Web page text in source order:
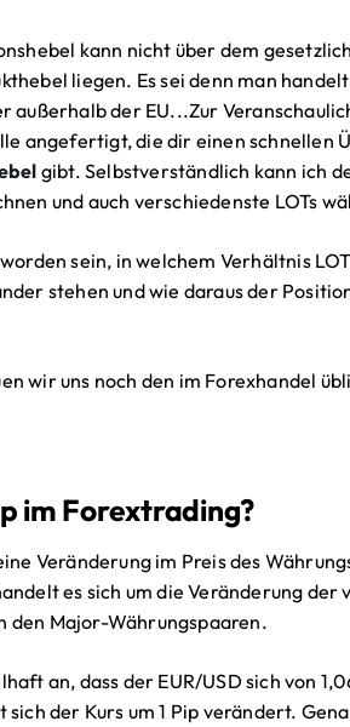
kann nicht über dem
liegen. Es sei denn man
außerhalb der EU...Zur
angefertigt, die dir einen schnellen
gibt. Selbstverständlich kann ich
und auch verschiedenste LOTs
sein, in welchem Verhältnis
stehen und wie daraus der
wir uns noch den im Forexhandel
im Forextrading?
Veränderung im Preis des
es sich um die Veränderung der
den Major-Währungspaaren.
an, dass der EUR/USD sich von
der Kurs um 1 Pip verändert.